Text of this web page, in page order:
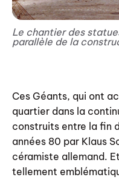
Le chantier des
parallèle de la
Ces Géants, qui ont
quartier dans la
construits entre la fin
années 80 par Klaus
céramiste allemand.
tellement